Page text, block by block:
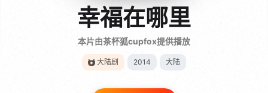
幸福在哪里
本片由茶杯狐cupfox提供播放
大陆剧 2014 大陆